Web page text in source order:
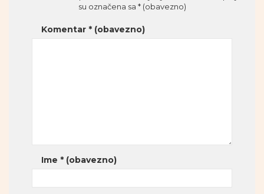
su označena sa * (obavezno)
Komentar * (obavezno)
Ime * (obavezno)